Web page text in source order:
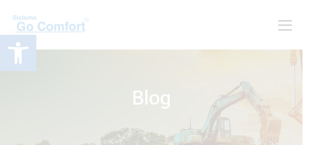
Abrir barra de herramientas
Blog